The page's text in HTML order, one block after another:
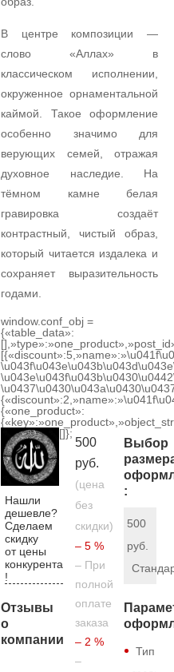
В центре композиции —
слово «Аллах» в
классическом исполнении,
окруженное орнаментальной
каймой. Такое оформление
особенно значимо для
верующих семей, отражая
духовное наследие. На
тёмном камне белая
гравировка создаёт
контрастный, чистый образ,
который читается издалека и
сохраняет выразительность
годами.
window.conf_obj =
{«table_data»:
{«one_product»:
[]};
Нашли
дешевле?
Сделаем
скидку
от цены
конкурента
!
Отзывы
о
компании
500
руб.
(цена
без
скидки)
– 5 %
– При
полной
оплате
заказа
– 2 %
–
Выбор
:
500
руб.
Тип